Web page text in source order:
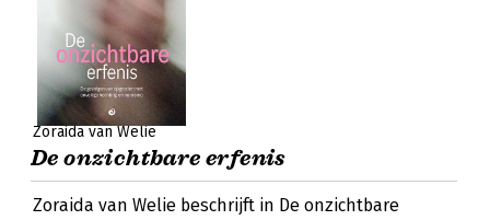
Zoraida van Welie
De onzichtbare erfenis
Zoraida van Welie beschrijft in De onzichtbare